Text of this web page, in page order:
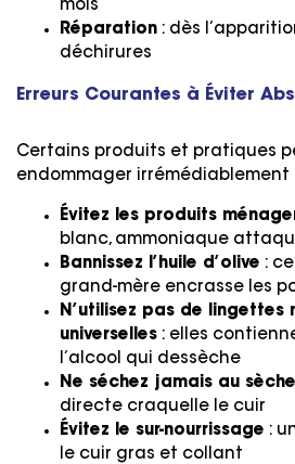
mois
Réparation : dès
déchirures
Erreurs Courantes à Éviter
Certains produits et pratiques
endommager irrémédiablement
Évitez les produits
blanc, ammoniaque
Bannissez l’huile d’olive :
grand-mère encrasse les
N’utilisez pas de lingettes
universelles : elles
l’alcool qui dessèche
Ne séchez jamais au
directe craquelle le cuir
Évitez le sur-nourrissage :
le cuir gras et collant